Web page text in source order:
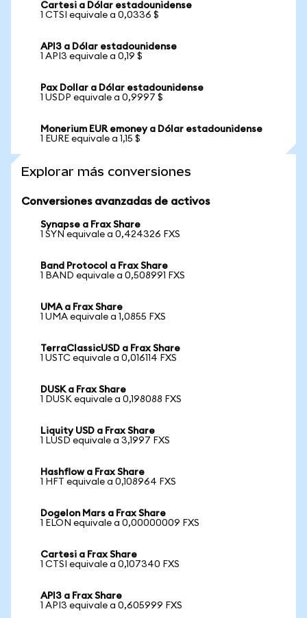
Cartesi a Dólar estadounidense
1 CTSI equivale a 0,0336 $
API3 a Dólar estadounidense
1 API3 equivale a 0,19 $
Pax Dollar a Dólar estadounidense
1 USDP equivale a 0,9997 $
Monerium EUR emoney a Dólar estadounidense
1 EURE equivale a 1,15 $
Explorar más conversiones
Conversiones avanzadas de activos
Synapse a Frax Share
1 SYN equivale a 0,424326 FXS
Band Protocol a Frax Share
1 BAND equivale a 0,508991 FXS
UMA a Frax Share
1 UMA equivale a 1,0855 FXS
TerraClassicUSD a Frax Share
1 USTC equivale a 0,016114 FXS
DUSK a Frax Share
1 DUSK equivale a 0,198088 FXS
Liquity USD a Frax Share
1 LUSD equivale a 3,1997 FXS
Hashflow a Frax Share
1 HFT equivale a 0,108964 FXS
Dogelon Mars a Frax Share
1 ELON equivale a 0,00000009 FXS
Cartesi a Frax Share
1 CTSI equivale a 0,107340 FXS
API3 a Frax Share
1 API3 equivale a 0,605999 FXS